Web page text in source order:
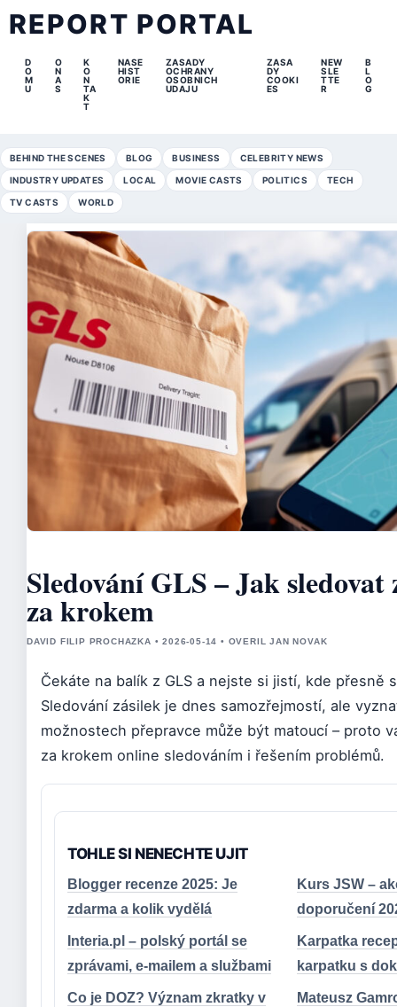
REPORT PORTAL
D
O
M
U
O
N
A
S
K
O
N
TA
K
T
NASE
HIST
ORIE
ZASADY
OCHRANY
OSOBNICH
UDAJU
ZASA
DY
COOKI
ES
NEW
SLE
TTE
R
B
L
O
G
BEHIND THE SCENES BLOG BUSINESS CELEBRITY NEWS
INDUSTRY UPDATES LOCAL MOVIE CASTS POLITICS TECH
TV CASTS WORLD
Sledování GLS – Jak
za krokem
DAVID FILIP PROCHAZKA • 2026-05-14 • OVERIL JAN NOVAK
Čekáte na balík z GLS a nejste si jistí, kde přesně
Sledování zásilek je dnes samozřejmostí, ale
možnostech přepravce může být matoucí – proto
za krokem online sledováním i řešením problémů.
TOHLE SI NENECHTE UJIT
Blogger recenze 2025: Je
zdarma a kolik vydělá
Kurs JSW –
doporučení
Interia.pl – polský portál se
zprávami, e-mailem a službami
Karpatka
karpatku s
Co je DOZ? Význam zkratky v
Mateusz